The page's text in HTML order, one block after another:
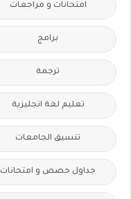
امتحانات و مراجعات
برامج
ترجمة
تعليم لغة انجليزية
تنسيق الجامعات
جداول حصص و امتحانات